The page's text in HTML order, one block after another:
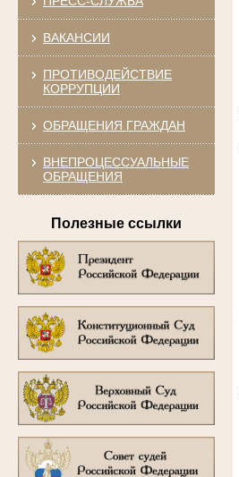
ВАКАНСИИ
ПРОТИВОДЕЙСТВИЕ
КОРРУПЦИИ
ОБРАЩЕНИЯ ГРАЖДАН
ВНЕПРОЦЕССУАЛЬНЫЕ
ОБРАЩЕНИЯ
Полезные ссылки